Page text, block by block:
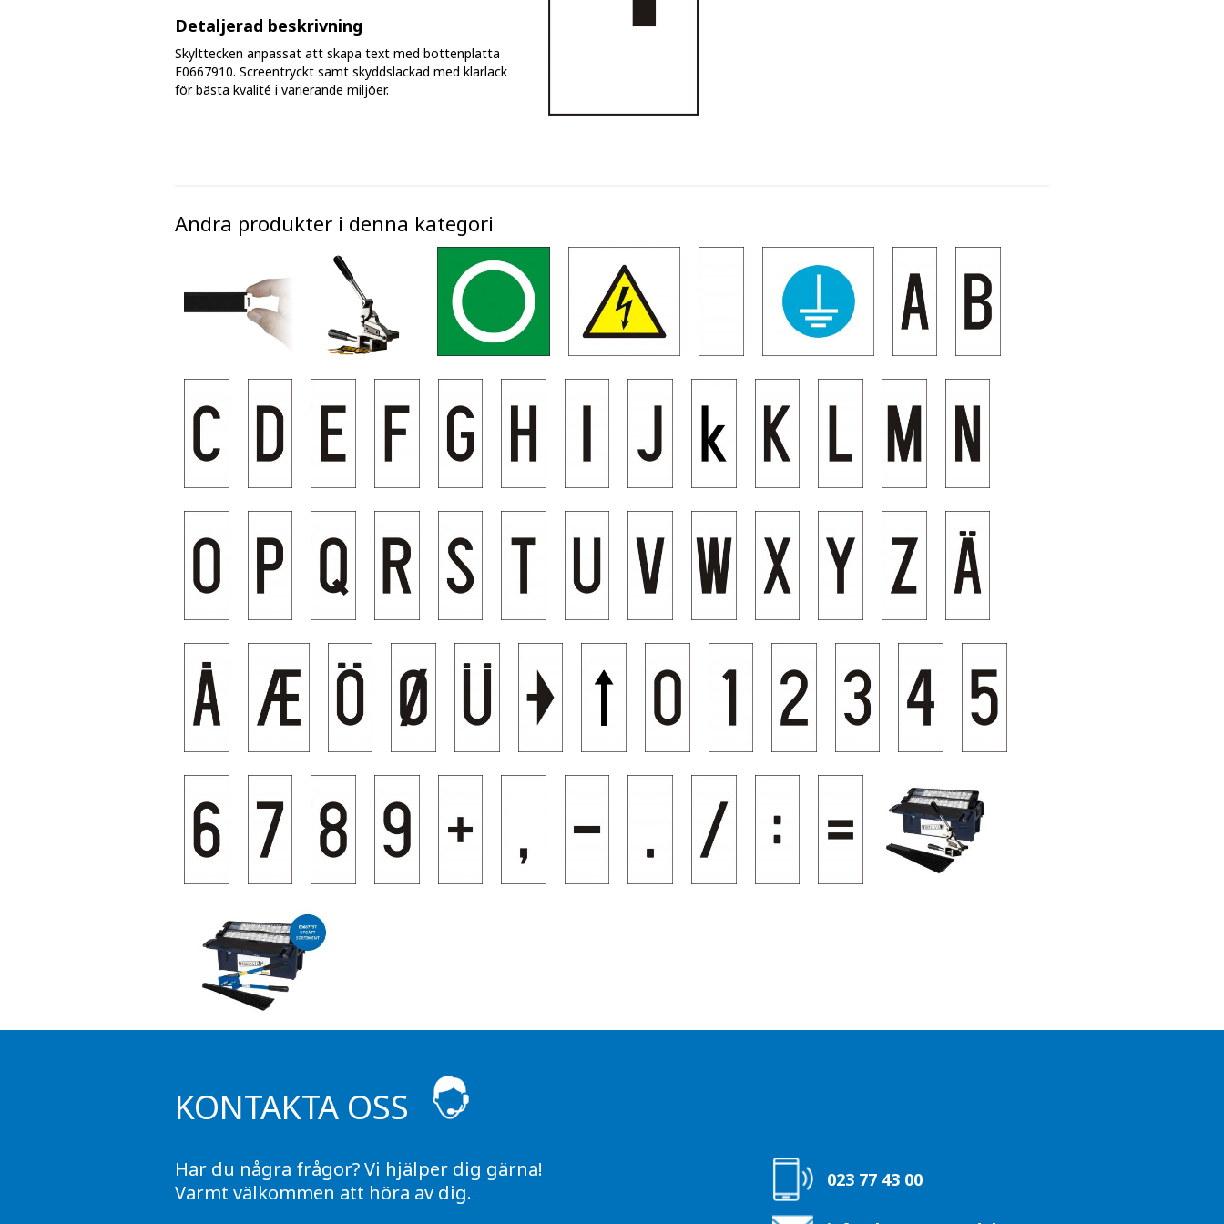
Fasmärkningstejp
Golv - markeringar och tejp
Avspärrningsband och plastkätting
Detaljerad beskrivning
Skylttecken anpassat att skapa text med bottenplatta
E0667910. Screentryckt samt skyddslackad med klarlack
för bästa kvalité i varierande miljöer.
Andra produkter i denna kategori
KONTAKTA OSS
Har du några frågor? Vi hjälper dig gärna!
Varmt välkommen att höra av dig.
023 77 43 00